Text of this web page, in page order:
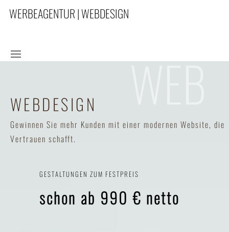
WERBEAGENTUR | WEBDESIGN
WEB
WEBDESIGN
Gewinnen Sie mehr Kunden mit einer modernen Website, die
Vertrauen schafft.
GESTALTUNGEN ZUM FESTPREIS
schon ab 990 € netto